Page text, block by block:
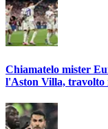
Chiamatelo mister
l'Aston Villa,